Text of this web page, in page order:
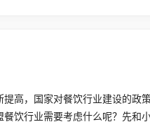
高，国家对餐饮行业建设的政
饮行业需要考虑什么呢？先和